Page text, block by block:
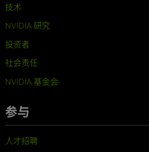
技术
NVIDIA 研究
投资者
社会责任
NVIDIA 基金会
参与
人才招聘